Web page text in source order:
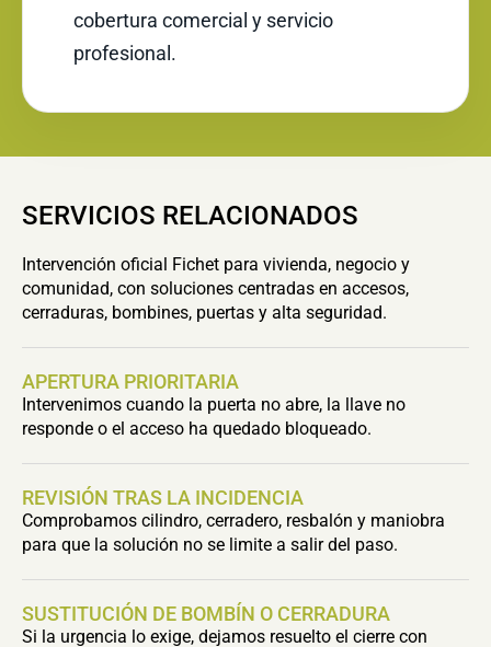
cobertura comercial y servicio
profesional.
SERVICIOS RELACIONADOS
Intervención oficial Fichet para vivienda, negocio y
comunidad, con soluciones centradas en accesos,
cerraduras, bombines, puertas y alta seguridad.
APERTURA PRIORITARIA
Intervenimos cuando la puerta no abre, la llave no
responde o el acceso ha quedado bloqueado.
REVISIÓN TRAS LA INCIDENCIA
Comprobamos cilindro, cerradero, resbalón y maniobra
para que la solución no se limite a salir del paso.
SUSTITUCIÓN DE BOMBÍN O CERRADURA
Si la urgencia lo exige, dejamos resuelto el cierre con